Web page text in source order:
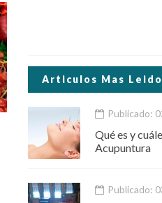
Articulos Mas
Publicado:
Qué es y
Acupuntura
Publicado: